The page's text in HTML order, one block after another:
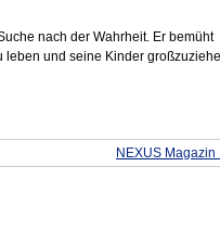
nach der Wahrheit. Er bemüht
leben und seine Kinder
NEXUS Magazin